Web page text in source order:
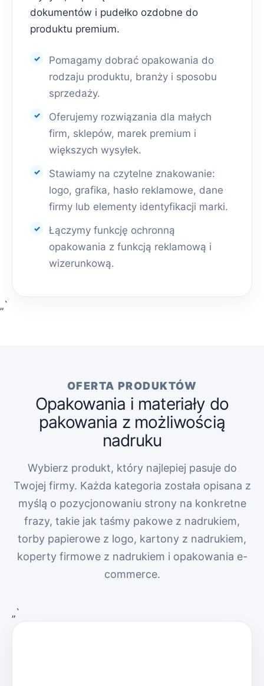
dokumentów i pudełko ozdobne do
produktu premium.
Pomagamy dobrać opakowania do
rodzaju produktu, branży i sposobu
sprzedaży.
Oferujemy rozwiązania dla małych
firm, sklepów, marek premium i
większych wysyłek.
Stawiamy na czytelne znakowanie:
logo, grafika, hasło reklamowe, dane
firmy lub elementy identyfikacji marki.
Łączymy funkcję ochronną
opakowania z funkcją reklamową i
wizerunkową.
„`
OFERTA PRODUKTÓW
Opakowania i materiały do
pakowania z możliwością
nadruku
Wybierz produkt, który najlepiej pasuje do
Twojej firmy. Każda kategoria została opisana z
myślą o pozycjonowaniu strony na konkretne
frazy, takie jak taśmy pakowe z nadrukiem,
torby papierowe z logo, kartony z nadrukiem,
koperty firmowe z nadrukiem i opakowania e-
commerce.
„`